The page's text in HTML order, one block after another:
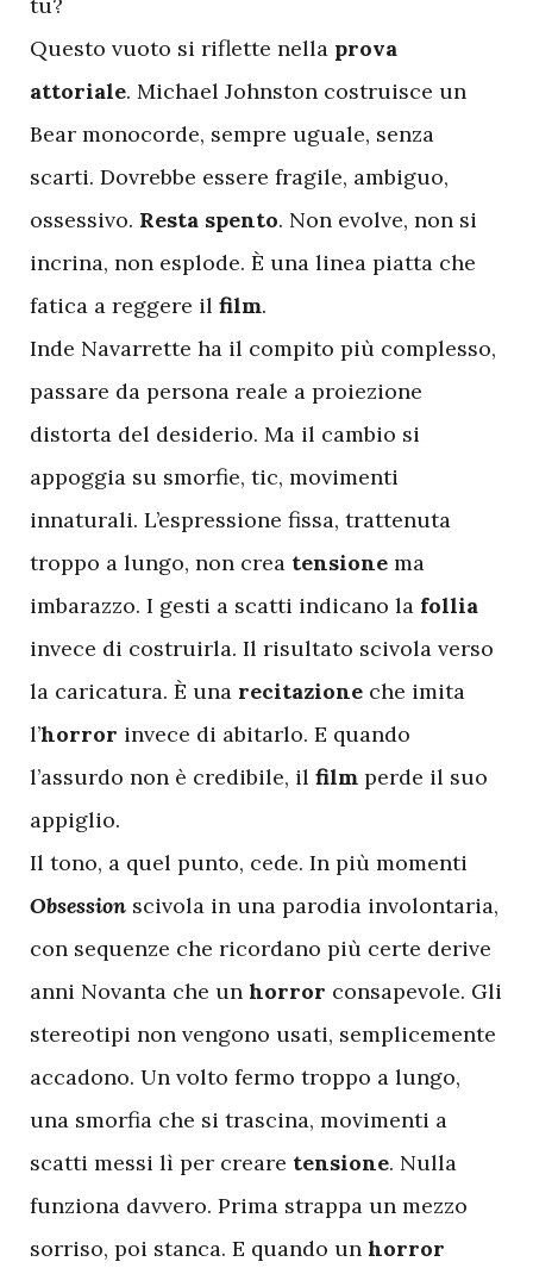
Questo vuoto si riflette nella prova
attoriale. Michael Johnston costruisce un
Bear monocorde, sempre uguale, senza
scarti. Dovrebbe essere fragile, ambiguo,
ossessivo. Resta spento. Non evolve, non si
incrina, non esplode. È una linea piatta che
fatica a reggere il film.
Inde Navarrette ha il compito più complesso,
passare da persona reale a proiezione
distorta del desiderio. Ma il cambio si
appoggia su smorfie, tic, movimenti
innaturali. L’espressione fissa, trattenuta
troppo a lungo, non crea tensione ma
imbarazzo. I gesti a scatti indicano la follia
invece di costruirla. Il risultato scivola verso
la caricatura. È una recitazione che imita
l’horror invece di abitarlo. E quando
l’assurdo non è credibile, il film perde il suo
appiglio.
Il tono, a quel punto, cede. In più momenti
Obsession scivola in una parodia involontaria,
con sequenze che ricordano più certe derive
anni Novanta che un horror consapevole. Gli
stereotipi non vengono usati, semplicemente
accadono. Un volto fermo troppo a lungo,
una smorfia che si trascina, movimenti a
scatti messi lì per creare tensione. Nulla
funziona davvero. Prima strappa un mezzo
sorriso, poi stanca. E quando un horror